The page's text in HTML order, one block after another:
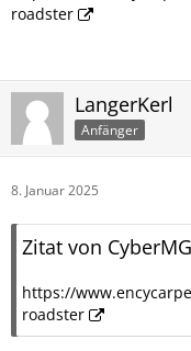
roadster
LangerKerl
Anfänger
8. Januar 2025
Zitat von CyberMG
https://
roadster